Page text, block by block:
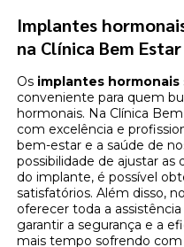
Implantes
na Clínica Bem Estar
Os implantes hormonais
conveniente para quem
hormonais. Na Clínica
com excelência e
bem-estar e a saúde de
possibilidade de ajustar as
do implante, é possível
satisfatórios. Além disso,
oferecer toda a
garantir a segurança e a
mais tempo sofrendo